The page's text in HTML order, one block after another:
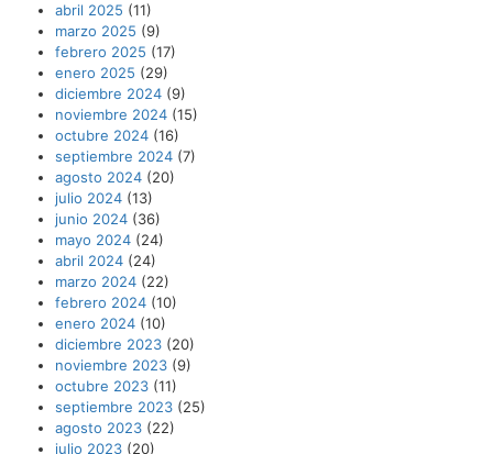
abril 2025 (11)
marzo 2025 (9)
febrero 2025 (17)
enero 2025 (29)
diciembre 2024 (9)
noviembre 2024 (15)
octubre 2024 (16)
septiembre 2024 (7)
agosto 2024 (20)
julio 2024 (13)
junio 2024 (36)
mayo 2024 (24)
abril 2024 (24)
marzo 2024 (22)
febrero 2024 (10)
enero 2024 (10)
diciembre 2023 (20)
noviembre 2023 (9)
octubre 2023 (11)
septiembre 2023 (25)
agosto 2023 (22)
julio 2023 (20)